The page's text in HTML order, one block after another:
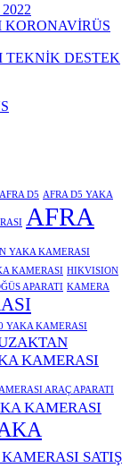
TEKNİK DESTEK
AFRA D5 AFRA D5 YAKA
AFRA
YAKA KAMERASI
KAMERASI HIKVISION
APARATI KAMERA
YAKA KAMERASI
KAMERASI
ARAÇ APARATI
KAMERASI
SATIŞ